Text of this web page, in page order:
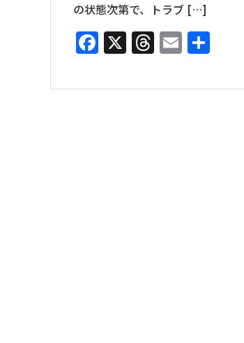
の状態次第で、トラブ […]
Facebook
X Threads
Email